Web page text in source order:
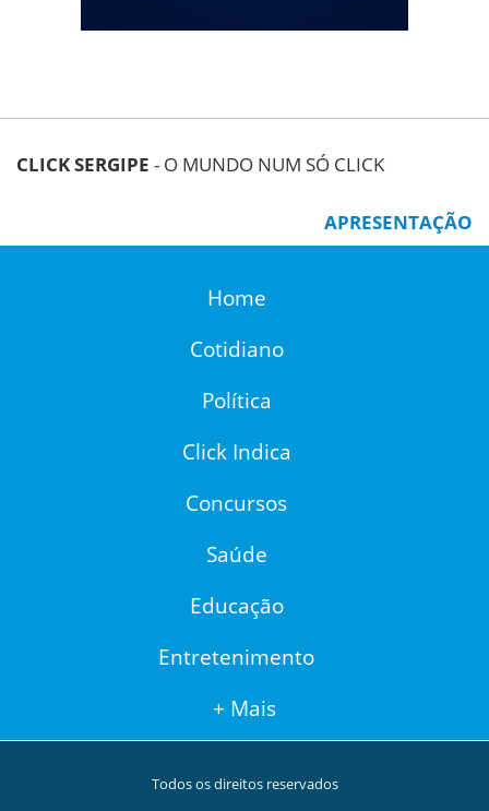
CLICK SERGIPE - O MUNDO NUM SÓ CLICK
APRESENTAÇÃO
Home
Cotidiano
Política
Click Indica
Concursos
Saúde
Educação
Entretenimento
+ Mais
Todos os direitos reservados